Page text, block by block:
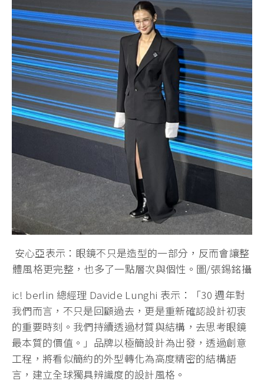
安心亞表示：眼鏡不只是造型的一部分，反而會讓整
體風格更完整，也多了一點層次與個性。圖/張錫銘攝
ic! berlin 總經理 Davide Lunghi 表示：「30 週年對
我們而言，不只是回顧過去，更是重新確認設計初衷
的重要時刻。我們持續透過材質與結構，去思考眼鏡
最本質的價值。」品牌以極簡設計為出發，透過創意
工程，將看似簡約的外型轉化為高度精密的結構語
言，建立全球獨具辨識度的設計風格。